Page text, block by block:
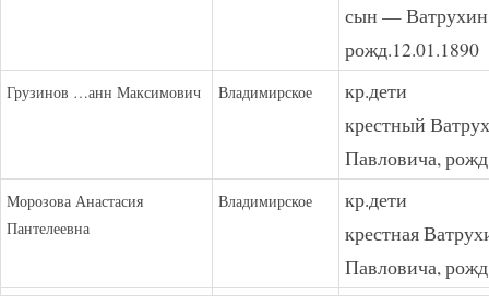
сын —
рожд.12.01.1890
Грузинов …анн Максимович Владимирское
кр.дети
крестный
Павловича,
Морозова Анастасия
Пантелеевна
Владимирское
кр.дети
крестная
Павловича,